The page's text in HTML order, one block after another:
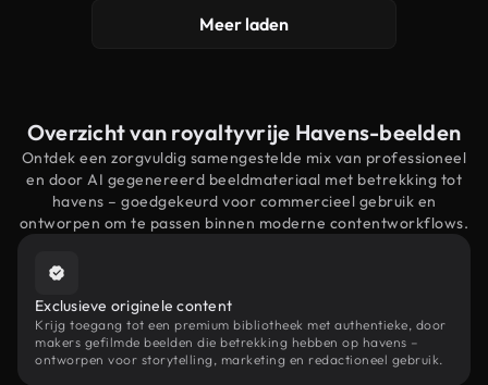
Meer laden
Overzicht van royaltyvrije Havens-beelden
Ontdek een zorgvuldig samengestelde mix van professioneel
en door AI gegenereerd beeldmateriaal met betrekking tot
havens – goedgekeurd voor commercieel gebruik en
ontworpen om te passen binnen moderne contentworkflows.
Exclusieve originele content
Krijg toegang tot een premium bibliotheek met authentieke, door
makers gefilmde beelden die betrekking hebben op havens –
ontworpen voor storytelling, marketing en redactioneel gebruik.